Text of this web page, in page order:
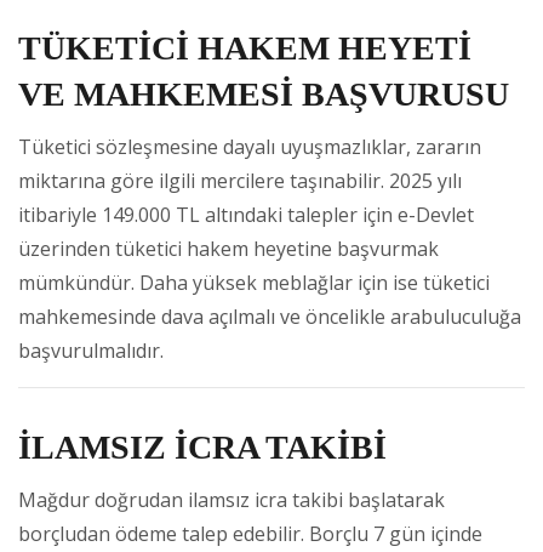
TÜKETİCİ HAKEM HEYETİ
VE MAHKEMESİ BAŞVURUSU
Tüketici sözleşmesine dayalı uyuşmazlıklar, zararın
miktarına göre ilgili mercilere taşınabilir. 2025 yılı
itibariyle 149.000 TL altındaki talepler için e-Devlet
üzerinden tüketici hakem heyetine başvurmak
mümkündür. Daha yüksek meblağlar için ise tüketici
mahkemesinde dava açılmalı ve öncelikle arabuluculuğa
başvurulmalıdır.
İLAMSIZ İCRA TAKİBİ
Mağdur doğrudan ilamsız icra takibi başlatarak
borçludan ödeme talep edebilir. Borçlu 7 gün içinde